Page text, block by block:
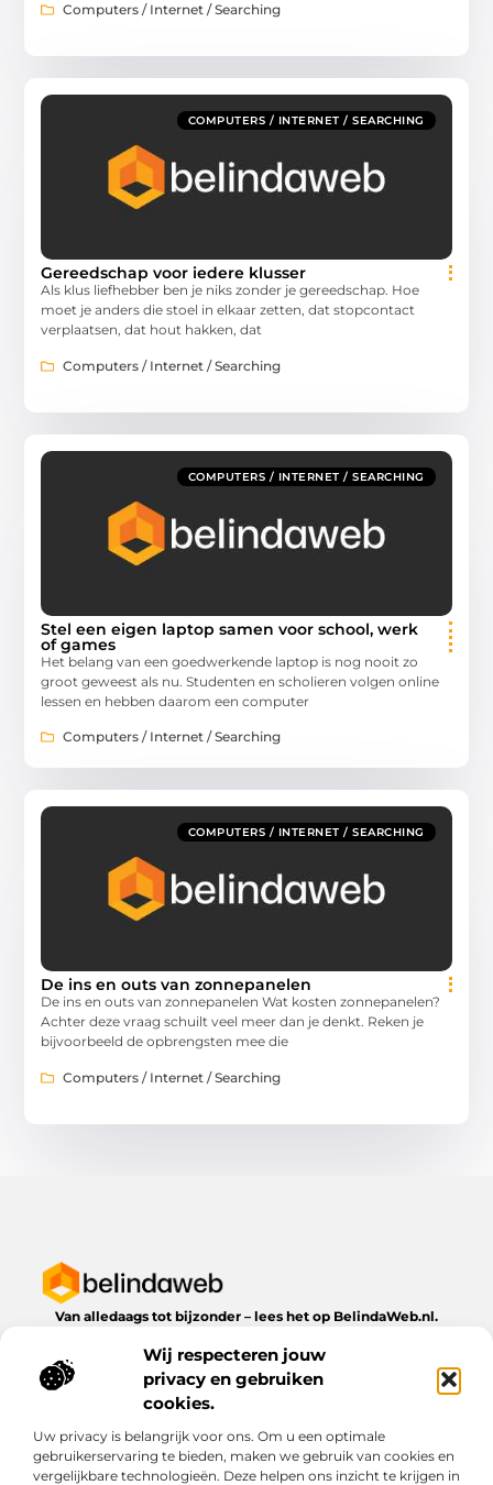
Wij respecteren jouw
privacy en gebruiken
cookies.
Uw privacy is belangrijk voor ons. Om u een optimale
gebruikerservaring te bieden, maken we gebruik van cookies en
vergelijkbare technologieën. Deze helpen ons inzicht te krijgen in
Computers / Internet / Searching
COMPUTERS / INTERNET / SEARCHING
Gereedschap voor iedere klusser
Als klus liefhebber ben je niks zonder je gereedschap. Hoe
moet je anders die stoel in elkaar zetten, dat stopcontact
verplaatsen, dat hout hakken, dat
Computers / Internet / Searching
COMPUTERS / INTERNET / SEARCHING
Stel een eigen laptop samen voor school, werk
of games
Het belang van een goedwerkende laptop is nog nooit zo
groot geweest als nu. Studenten en scholieren volgen online
lessen en hebben daarom een computer
Computers / Internet / Searching
COMPUTERS / INTERNET / SEARCHING
De ins en outs van zonnepanelen
De ins en outs van zonnepanelen Wat kosten zonnepanelen?
Achter deze vraag schuilt veel meer dan je denkt. Reken je
bijvoorbeeld de opbrengsten mee die
Computers / Internet / Searching
Van alledaags tot bijzonder – lees het op BelindaWeb.nl.
dagelijks leven te bieden heeft.
Bericht categorie